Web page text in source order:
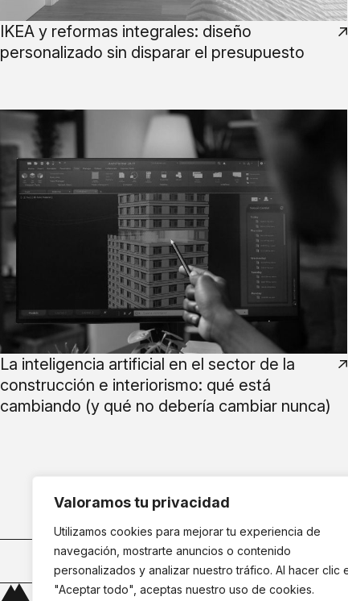
Valoramos tu privacidad
Utilizamos cookies para mejorar tu experiencia de
navegación, mostrarte anuncios o contenido
personalizados y analizar nuestro tráfico. Al hacer clic
"Aceptar todo", aceptas nuestro uso de cookies.
IKEA y reformas integrales: diseño
personalizado sin disparar el presupuesto
La inteligencia artificial en el sector de la
construcción e interiorismo: qué está
cambiando (y qué no debería cambiar nunca)
Cuéntanos